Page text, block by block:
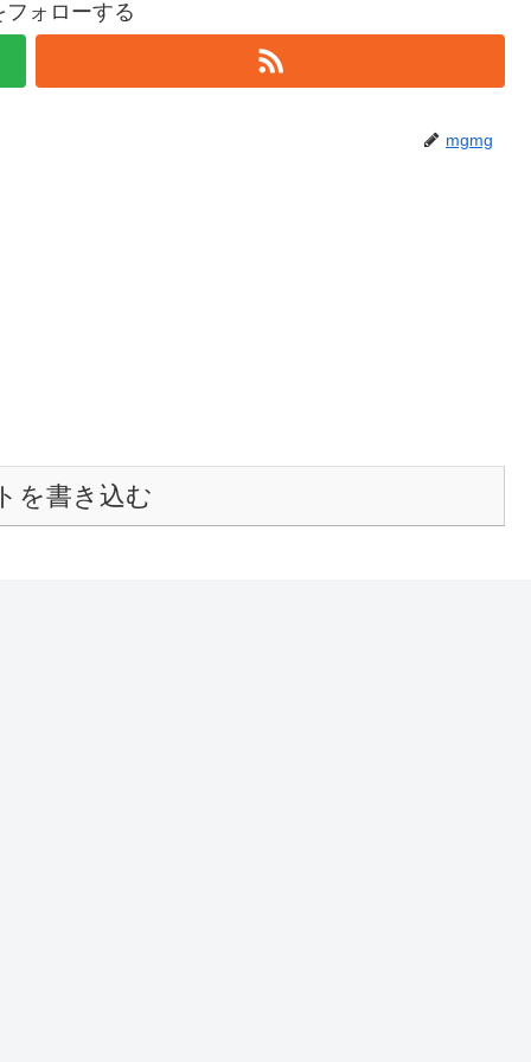
フォローする
mgmg
を書き込む